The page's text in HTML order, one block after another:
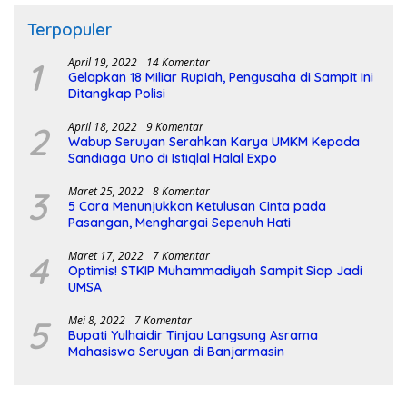
Terpopuler
1 April 19, 2022 14 Komentar
Gelapkan 18 Miliar Rupiah, Pengusaha di Sampit Ini
Ditangkap Polisi
2 April 18, 2022 9 Komentar
Wabup Seruyan Serahkan Karya UMKM Kepada
Sandiaga Uno di Istiqlal Halal Expo
3 Maret 25, 2022 8 Komentar
5 Cara Menunjukkan Ketulusan Cinta pada
Pasangan, Menghargai Sepenuh Hati
4 Maret 17, 2022 7 Komentar
Optimis! STKIP Muhammadiyah Sampit Siap Jadi
UMSA
5 Mei 8, 2022 7 Komentar
Bupati Yulhaidir Tinjau Langsung Asrama
Mahasiswa Seruyan di Banjarmasin